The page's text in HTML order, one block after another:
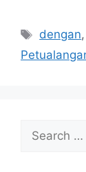
Tags
dengan,
Search
for: